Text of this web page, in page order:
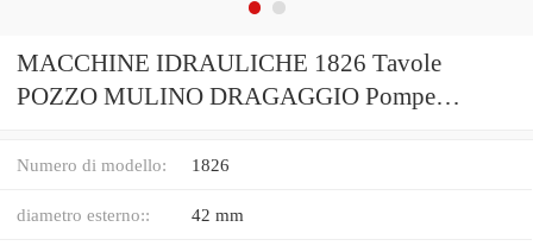
MACCHINE IDRAULICHE 1826 Tavole
POZZO MULINO DRAGAGGIO Pompe
Numero di modello: 1826
diametro esterno:: 42 mm